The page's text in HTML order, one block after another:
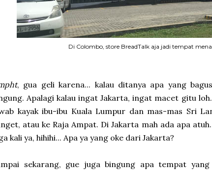
Di Colombo, store BreadTalk aja jadi tempat
, gua geli karena... kalau ditanya apa yang
Apalagi kalau ingat Jakarta, ingat macet gitu
kayak ibu-ibu Kuala Lumpur dan mas-mas Sri
atau ke Raja Ampat. Di Jakarta mah ada apa
kali ya, hihihi... Apa ya yang oke dari Jakarta?
sekarang, gue juga bingung apa tempat